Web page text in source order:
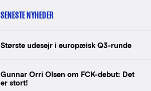
SENESTE NYHEDER
Største udesejr i europæisk Q3-runde
Gunnar Orri Olsen om FCK-debut: Det
er stort!